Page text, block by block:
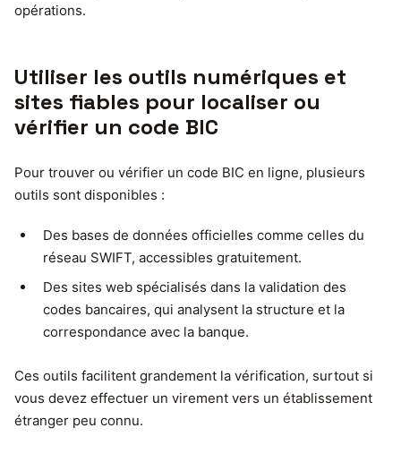
opérations.
Utiliser les outils numériques et
sites fiables pour localiser ou
vérifier un code BIC
Pour trouver ou vérifier un code BIC en ligne, plusieurs
outils sont disponibles :
Des bases de données officielles comme celles du
réseau SWIFT, accessibles gratuitement.
Des sites web spécialisés dans la validation des
codes bancaires, qui analysent la structure et la
correspondance avec la banque.
Ces outils facilitent grandement la vérification, surtout si
vous devez effectuer un virement vers un établissement
étranger peu connu.